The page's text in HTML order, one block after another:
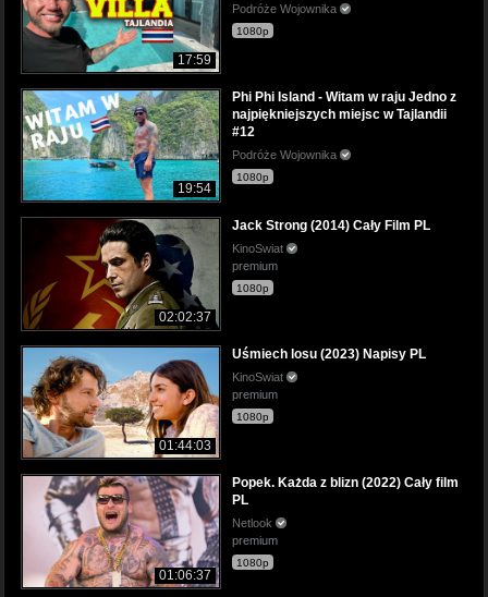
17:59
Podróże Wojownika
1080p
19:54
Phi Phi Island - Witam w raju Jedno z
najpiękniejszych miejsc w Tajlandii
#12
Podróże Wojownika
1080p
02:02:37
Jack Strong (2014) Cały Film PL
KinoSwiat
premium
1080p
01:44:03
Uśmiech losu (2023) Napisy PL
KinoSwiat
premium
1080p
01:06:37
Popek. Każda z blizn (2022) Cały film
PL
Netlook
premium
1080p